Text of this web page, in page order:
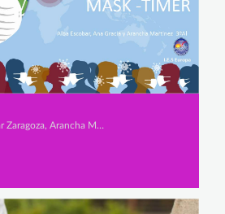
Secundaria, Alba Escobar Zaragoza, Arancha Martínez Simó y Ana Gracia Jódar